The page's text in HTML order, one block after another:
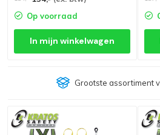
Op voorraad
In mijn winkelwagen
Grootste assortiment